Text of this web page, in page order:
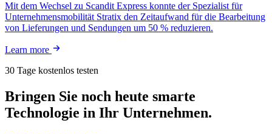
Mit dem Wechsel zu Scandit Express konnte der Spezialist für
Unternehmensmobilität Stratix den Zeitaufwand für die Bearbeitung
von Lieferungen und Sendungen um 50 % reduzieren.
Learn more
30 Tage kostenlos testen
Bringen Sie noch heute smarte
Technologie in Ihr Unternehmen.